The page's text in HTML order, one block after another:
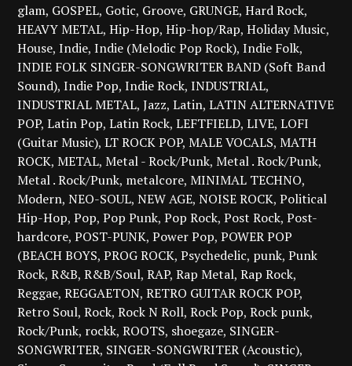
glam GOSPEL Gotic Groove GRUNGE Hard Rock
HEAVY METAL Hip-Hop Hip-hop/Rap Holiday Music
House Indie Indie (Melodic Pop Rock) Indie Folk
INDIE FOLK SINGER-SONGWRITER BAND (Soft Band
Sound) Indie Pop Indie Rock INDUSTRIAL
INDUSTRIAL METAL Jazz Latin LATIN ALTERNATIVE
POP Latin Pop Latin Rock LEFTFIELD LIVE LOFI
(Guitar Music) LT ROCK POP MALE VOCALS MATH
ROCK METAL Metal - Rock/Punk Metal . Rock/Punk
Metal . Rock/Punk metalcore MINIMAL TECHNO
Modern NEO-SOUL NEW AGE NOISE ROCK Political
Hip-Hop Pop Pop Punk Pop Rock Post Rock Post-
hardcore POST-PUNK Power Pop POWER POP
(BEACH BOYS PROG ROCK Psychedelic punk Punk
Rock R&B R&B/Soul RAP Rap Metal Rap Rock
Reggae REGGAETON RETRO GUITAR ROCK POP
Retro Soul Rock Rock N Roll Rock Pop Rock punk
Rock/Punk rockk ROOTS shoegaze SINGER-
SONGWRITER SINGER-SONGWRITER (Acoustic)